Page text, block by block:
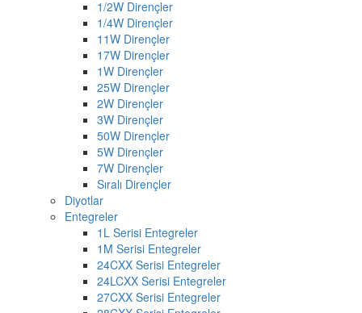
1/2W Dirençler
1/4W Dirençler
11W Dirençler
17W Dirençler
1W Dirençler
25W Dirençler
2W Dirençler
3W Dirençler
50W Dirençler
5W Dirençler
7W Dirençler
Sıralı Dirençler
Diyotlar
Entegreler
1L Serisi Entegreler
1M Serisi Entegreler
24CXX Serisi Entegreler
24LCXX Serisi Entegreler
27CXX Serisi Entegreler